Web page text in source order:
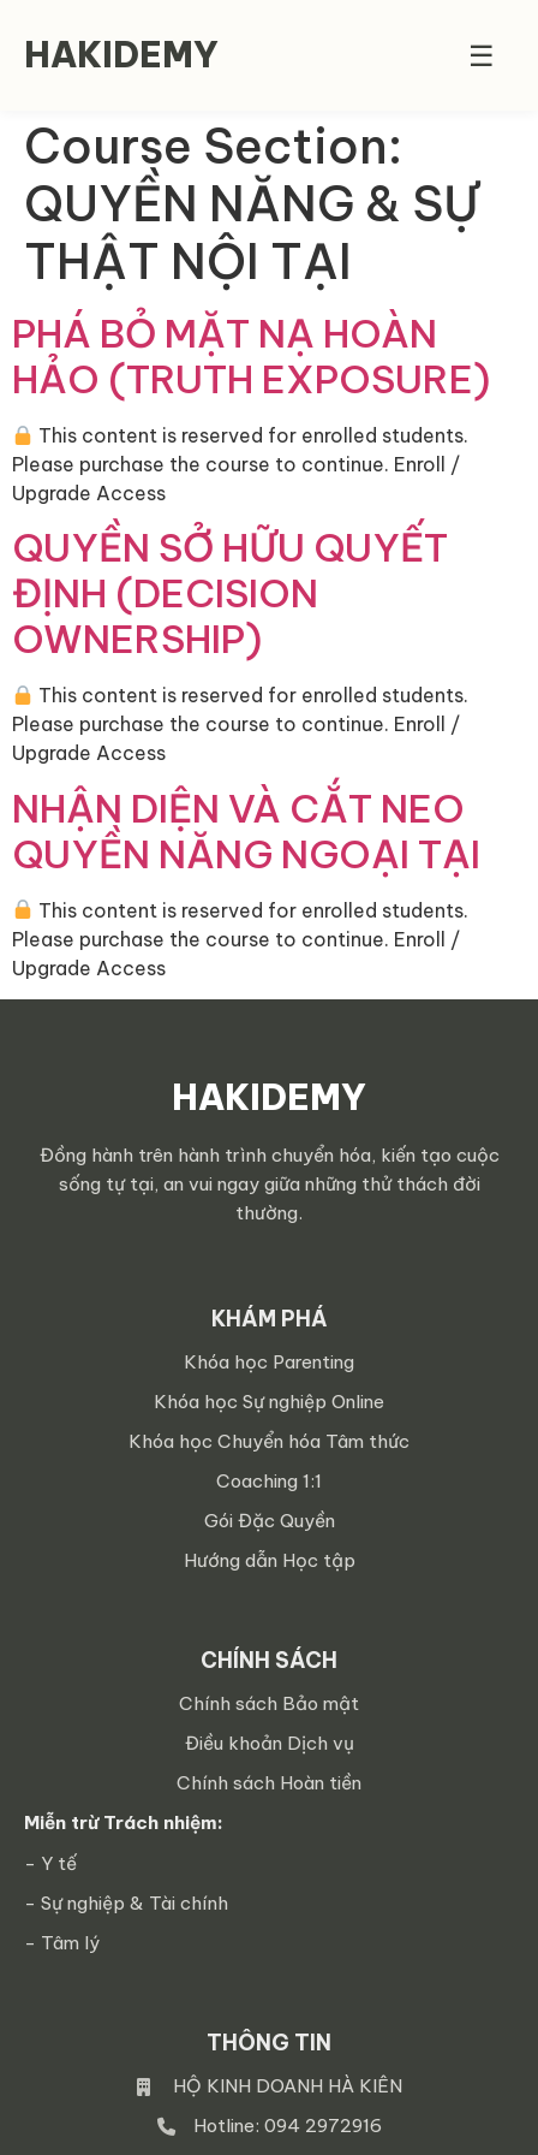
HAKIDEMY ☰
Course Section:
QUYỀN NĂNG & SỰ
THẬT NỘI TẠI
PHÁ BỎ MẶT NẠ HOÀN
HẢO (TRUTH EXPOSURE)
This content is reserved for enrolled students.
Please purchase the course to continue. Enroll /
Upgrade Access
QUYỀN SỞ HỮU QUYẾT
ĐỊNH (DECISION
OWNERSHIP)
This content is reserved for enrolled students.
Please purchase the course to continue. Enroll /
Upgrade Access
NHẬN DIỆN VÀ CẮT NEO
QUYỀN NĂNG NGOẠI TẠI
This content is reserved for enrolled students.
Please purchase the course to continue. Enroll /
Upgrade Access
HAKIDEMY
Đồng hành trên hành trình chuyển hóa, kiến tạo cuộc
sống tự tại, an vui ngay giữa những thử thách đời
thường.
KHÁM PHÁ
Khóa học Parenting
Khóa học Sự nghiệp Online
Khóa học Chuyển hóa Tâm thức
Coaching 1:1
Gói Đặc Quyền
Hướng dẫn Học tập
CHÍNH SÁCH
Chính sách Bảo mật
Điều khoản Dịch vụ
Chính sách Hoàn tiền
Miễn trừ Trách nhiệm:
- Y tế
- Sự nghiệp & Tài chính
- Tâm lý
THÔNG TIN
HỘ KINH DOANH HÀ KIÊN
Hotline: 094 2972916